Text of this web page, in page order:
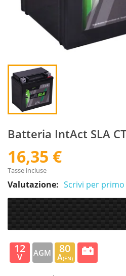
Batteria IntAct SLA
16,35 €
Tasse incluse
Valutazione: Scrivi per
12
V AGM 80
A(EN)